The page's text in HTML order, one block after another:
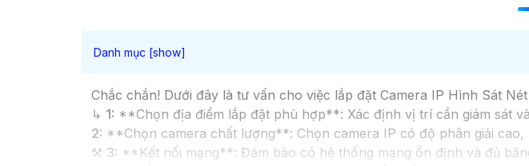
Chắc chắn! Dưới đây là tư vấn cho việc lắp đặt Camera IP Hình Sát
↳ 1: **Chọn địa điểm lắp đặt phù hợp**: Xác định vị trí cần giám sát
2: **Chọn camera chất lượng**: Chọn camera IP có độ phân giải cao,
⚒ 3: **Kết nối mạng**: Đảm bảo có hệ thống mạng ổn định và đủ